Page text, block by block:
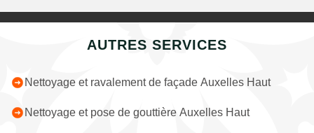
AUTRES SERVICES
Nettoyage et ravalement de façade Auxelles Haut
Nettoyage et pose de gouttière Auxelles Haut